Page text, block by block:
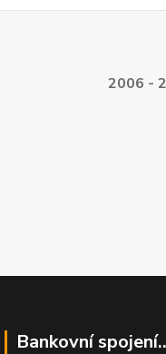
2006 -
Bankovní spojení..